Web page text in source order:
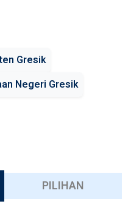
Gresik
Negeri Gresik
PILIHAN